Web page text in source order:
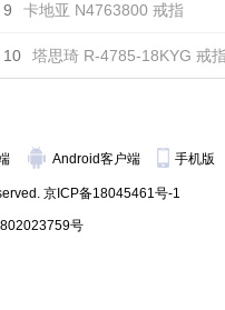
9 卡地亚 N4763800 戒指
10 塔思琦 R-4785-18KYG 戒
Android客户端 手机版
京ICP备18045461号-1
号